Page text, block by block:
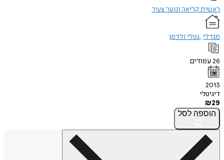
ראשית קריאה ונוער צעיר
מנדלי נטלי ולדמן
26עמודים
2013
דיגיטלי
₪29
הוספה לסל